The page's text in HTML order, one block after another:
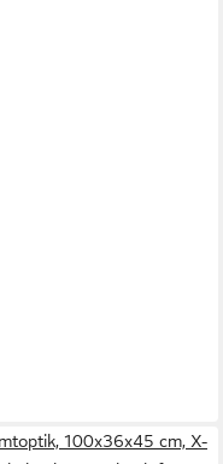
100x36x45 cm, X-